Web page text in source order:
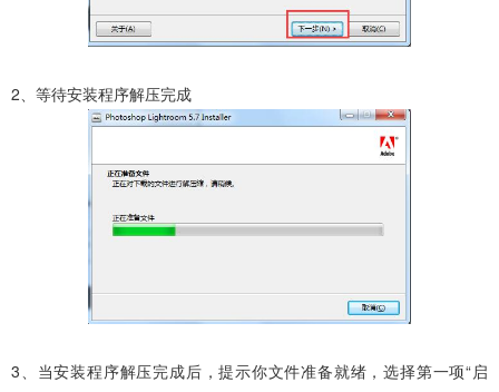
2、等待安装程序解压完成
3、当安装程序解压完成后，提示你文件准备就绪，选择第一项“启